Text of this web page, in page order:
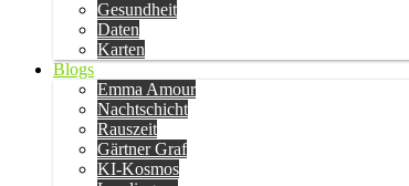
Gesundheit
Daten
Karten
Blogs
Emma Amour
Nachtschicht
Rauszeit
Gärtner Graf
KI-Kosmos